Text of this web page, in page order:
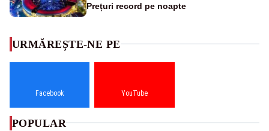
Prețuri record pe noapte
URMĂREȘTE-NE PE
Facebook YouTube
POPULAR